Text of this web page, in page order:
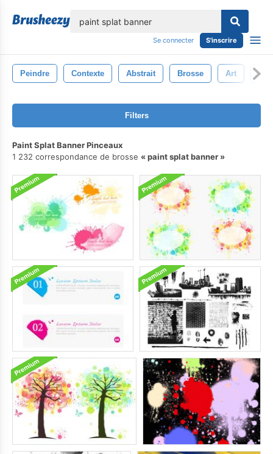
Se connecter S'inscrire
Peindre Contexte Abstrait Brosse Art
Filters
Paint Splat Banner Pinceaux
1 232 correspondance de brosse
paint splat banner